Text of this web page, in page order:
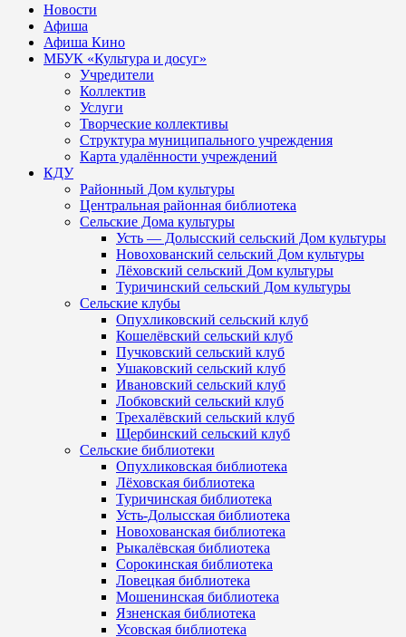
Новости
Афиша
Афиша Кино
МБУК «Культура и досуг»
Учредители
Коллектив
Услуги
Творческие коллективы
Структура муниципального учреждения
Карта удалённости учреждений
КДУ
Районный Дом культуры
Центральная районная библиотека
Сельские Дома культуры
Усть — Долысский сельский Дом культуры
Новохованский сельский Дом культуры
Лёховский сельский Дом культуры
Туричинский сельский Дом культуры
Сельские клубы
Опухликовский сельский клуб
Кошелёвский сельский клуб
Пучковский сельский клуб
Ушаковский сельский клуб
Ивановский сельский клуб
Лобковский сельский клуб
Трехалёвский сельский клуб
Щербинский сельский клуб
Сельские библиотеки
Опухликовская библиотека
Лёховская библиотека
Туричинская библиотека
Усть-Долысская библиотека
Новохованская библиотека
Рыкалёвская библиотека
Сорокинская библиотека
Ловецкая библиотека
Мошенинская библиотека
Язненская библиотека
Усовская библиотека